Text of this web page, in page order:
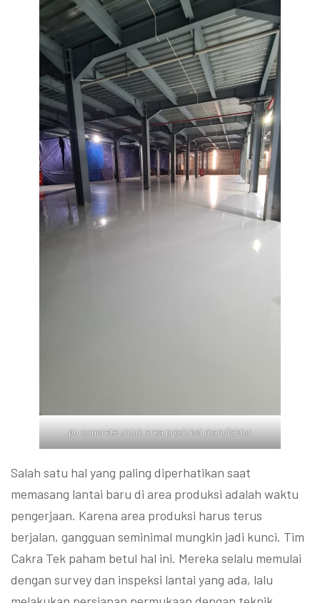
pu concrete untuk area produksi manufaktur
Salah satu hal yang paling diperhatikan saat
memasang lantai baru di area produksi adalah waktu
pengerjaan. Karena area produksi harus terus
berjalan, gangguan seminimal mungkin jadi kunci. Tim
Cakra Tek paham betul hal ini. Mereka selalu memulai
dengan survey dan inspeksi lantai yang ada, lalu